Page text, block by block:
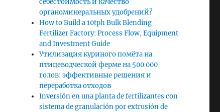
себестоимость и качество
органоминеральных удобрений?
How to Build a 10tph Bulk Blending
Fertilizer Factory: Process Flow, Equipment
and Investment Guide
Утилизация куриного помёта на
птицеводческой ферме на 500 000
голов: эффективные решения и
переработка отходов
Inversión en una planta de fertilizantes con
sistema de granulación por extrusión de